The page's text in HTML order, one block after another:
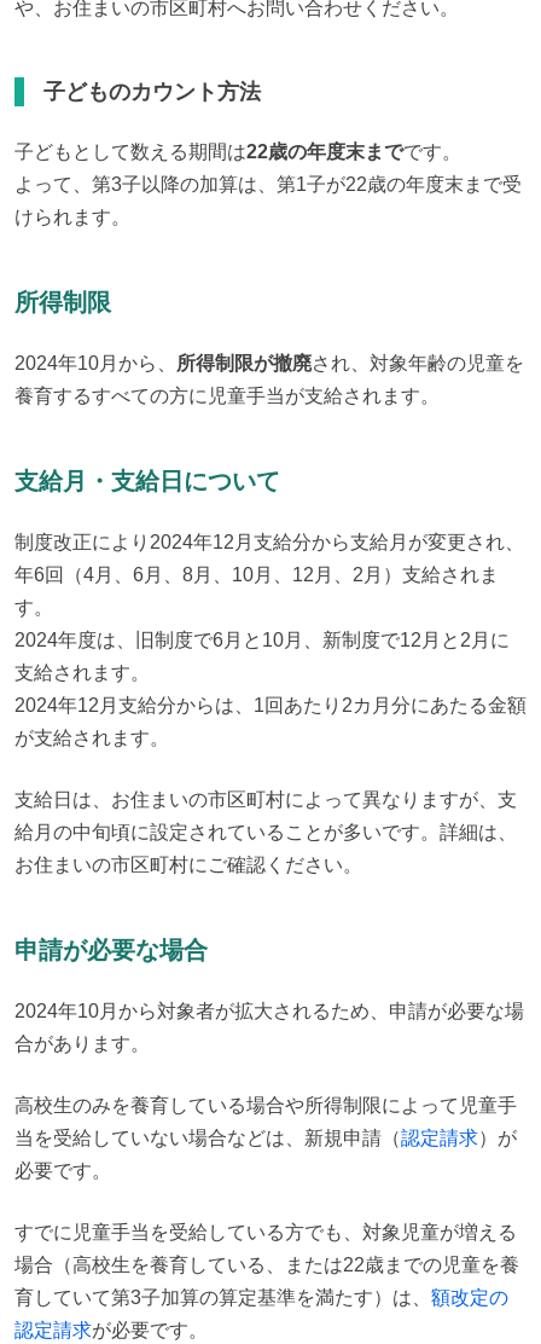
や、お住まいの市区町村へお問い合わせください。
子どものカウント方法
子どもとして数える期間は22歳の年度末までです。
よって、第3子以降の加算は、第1子が22歳の年度末まで受
けられます。
所得制限
2024年10月から、 所得制限が撤廃され、対象年齢の児童を
養育するすべての方に児童手当が支給されます。
支給月・支給日について
制度改正により2024年12月支給分から支給月が変更され、
年6回（4月、6月、8月、10月、12月、2月）支給されま
す。
2024年度は、旧制度で6月と10月、新制度で12月と2月に
支給されます。
2024年12月支給分からは、1回あたり2カ月分にあたる金額
が支給されます。
支給日は、お住まいの市区町村によって異なりますが、支
給月の中旬頃に設定されていることが多いです。詳細は、
お住まいの市区町村にご確認ください。
申請が必要な場合
2024年10月から対象者が拡大されるため、申請が必要な場
合があります。
高校生のみを養育している場合や所得制限によって児童手
当を受給していない場合などは、新規申請（認定請求）が
必要です。
すでに児童手当を受給している方でも、対象児童が増える
場合（高校生を養育している、または22歳までの児童を養
育していて第3子加算の算定基準を満たす）は、 額改定の
認定請求が必要です。